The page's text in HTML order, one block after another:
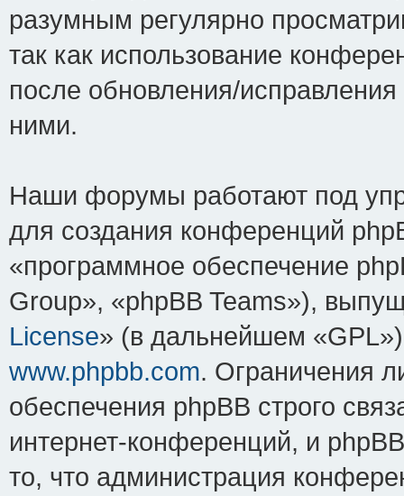
разумным регулярно
так как использование
после обновления/
ними.
Наши форумы работают под
для создания конференций
«программное обеспечение
Group», «phpBB Teams»),
License» (в дальнейшем
www.phpbb.com. Ограничения
обеспечения phpBB строго
интернет-конференций, и
то, что администрация